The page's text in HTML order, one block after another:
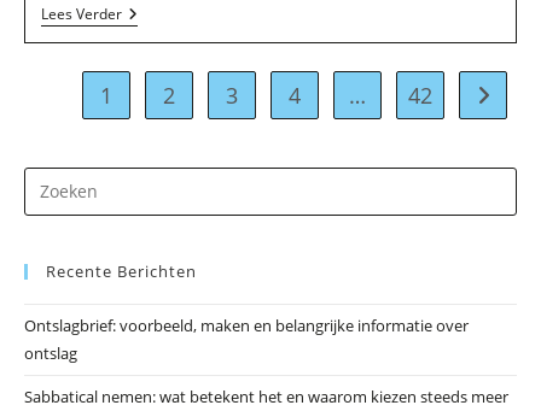
Lees VerderStichting
Primavera
Amsterdam
1 2 3 4 … 42 Naar
op
Recente Berichten
Ontslagbrief: voorbeeld, maken en belangrijke informatie over
ontslag
Sabbatical nemen: wat betekent het en waarom kiezen steeds meer